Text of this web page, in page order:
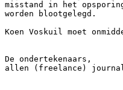
misstand in het
worden blootgelegd.
Koen Voskuil moet
De ondertekenaars,
allen (freelance)